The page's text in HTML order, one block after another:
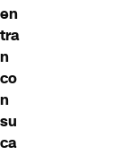
en
tra
n
co
n
su
ca